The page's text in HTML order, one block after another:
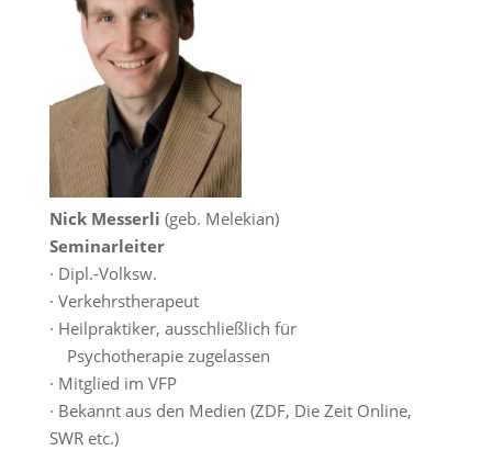
Nick Messerli (geb. Melekian)
Seminarleiter
· Dipl.-Volksw.
· Verkehrstherapeut
· Heilpraktiker, ausschließlich für
Psychotherapie zugelassen
· Mitglied im VFP
· Bekannt aus den Medien (ZDF, Die Zeit Online,
SWR etc.)